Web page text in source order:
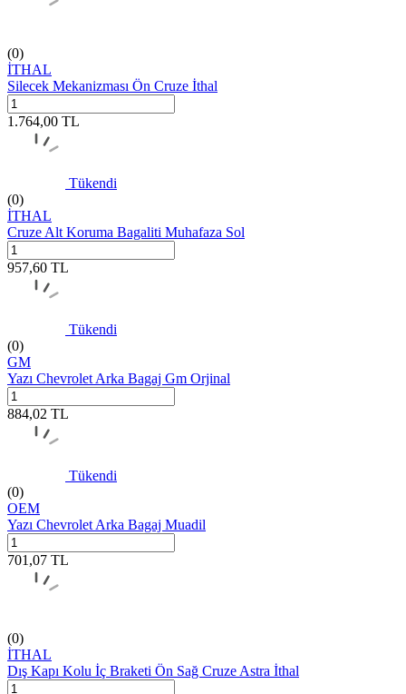
(0)
İTHAL
Silecek Mekanizması Ön Cruze İthal
1.764,00 TL
Tükendi
(0)
İTHAL
Cruze Alt Koruma Bagaliti Muhafaza Sol
957,60 TL
Tükendi
(0)
GM
Yazı Chevrolet Arka Bagaj Gm Orjinal
884,02 TL
Tükendi
(0)
OEM
Yazı Chevrolet Arka Bagaj Muadil
701,07 TL
(0)
İTHAL
Dış Kapı Kolu İç Braketi Ön Sağ Cruze Astra İthal